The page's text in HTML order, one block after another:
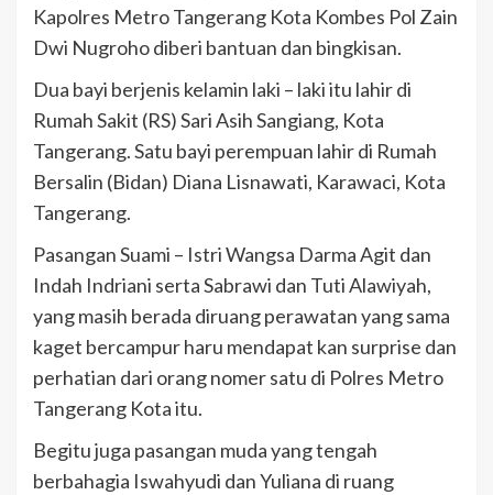
Kapolres Metro Tangerang Kota Kombes Pol Zain
Dwi Nugroho diberi bantuan dan bingkisan.
Dua bayi berjenis kelamin laki – laki itu lahir di
Rumah Sakit (RS) Sari Asih Sangiang, Kota
Tangerang. Satu bayi perempuan lahir di Rumah
Bersalin (Bidan) Diana Lisnawati, Karawaci, Kota
Tangerang.
Pasangan Suami – Istri Wangsa Darma Agit dan
Indah Indriani serta Sabrawi dan Tuti Alawiyah,
yang masih berada diruang perawatan yang sama
kaget bercampur haru mendapat kan surprise dan
perhatian dari orang nomer satu di Polres Metro
Tangerang Kota itu.
Begitu juga pasangan muda yang tengah
berbahagia Iswahyudi dan Yuliana di ruang